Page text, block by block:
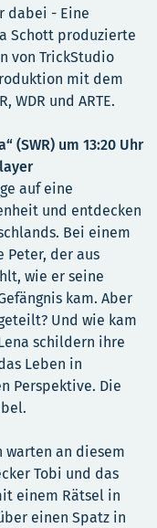
dabei - Eine
Schott produzierte
von TrickStudio
mit dem
WDR und ARTE.
(SWR) um 13:20 Uhr
auf eine
und entdecken
Bei einem
Peter, der aus
wie er seine
kam. Aber
Und wie kam
schildern ihre
Leben in
Perspektive. Die
warten an diesem
Tobi und das
einem Rätsel in
einen Spatz in